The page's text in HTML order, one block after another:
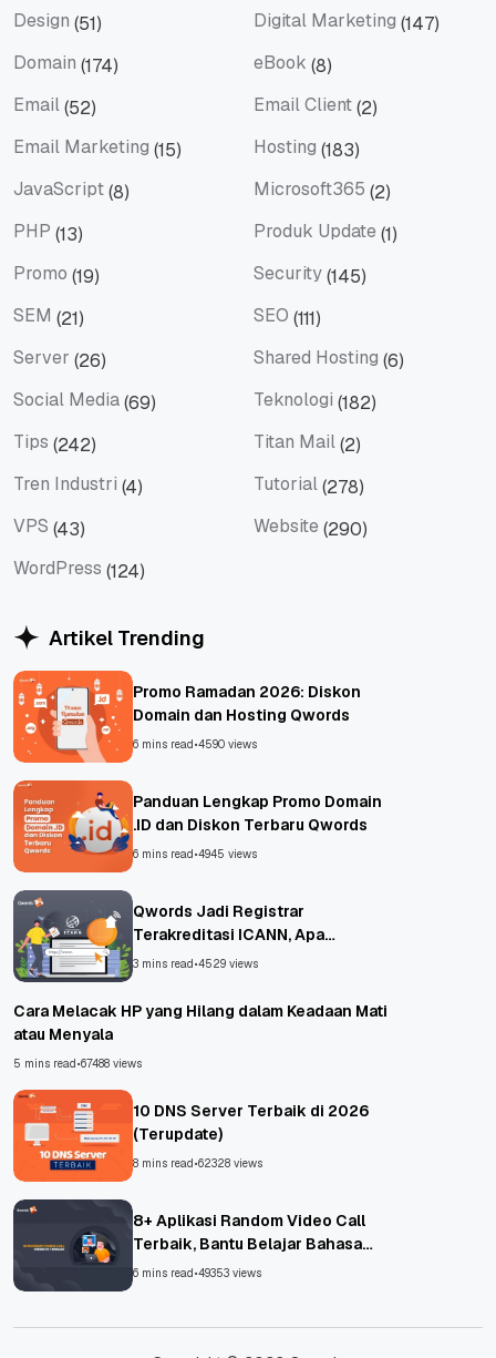
Design (51) Digital Marketing (147)
Domain (174) eBook (8)
Email(52) Email Client(2)
Email Marketing (15) Hosting (183)
JavaScript(8) Microsoft365 (2)
PHP (13) Produk Update (1)
Promo (19) Security(145)
SEM (21) SEO (111)
Server (26) Shared Hosting (6)
Social Media(69) Teknologi (182)
Tips (242) Titan Mail(2)
Tren Industri (4) Tutorial(278)
VPS (43) Website (290)
WordPress (124)
Artikel Trending
Promo Ramadan 2026: Diskon
Domain dan Hosting Qwords
6 mins read•4590 views
Panduan Lengkap Promo Domain
.ID dan Diskon Terbaru Qwords
6 mins read•4945 views
Qwords Jadi Registrar
Terakreditasi ICANN, Apa
Untungnya?
3 mins read•4529 views
Cara Melacak HP yang Hilang dalam Keadaan Mati
atau Menyala
5 mins read•67488 views
10 DNS Server Terbaik di 2026
(Terupdate)
8 mins read•62328 views
8+ Aplikasi Random Video Call
Terbaik, Bantu Belajar Bahasa
Asing!
6 mins read•49353 views